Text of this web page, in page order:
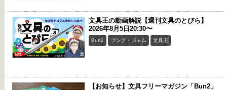
文具王の動画解説【週刊文具のとびら】
2026年8月5日20:30〜
Bun2 ブング・ジャム 文具王
【お知らせ】文具フリーマガジン「Bun2」